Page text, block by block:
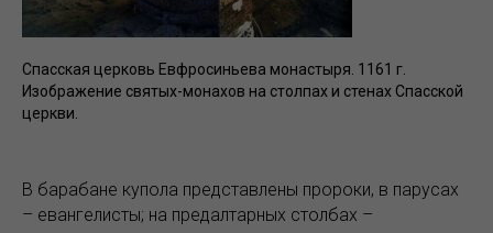
Спасская церковь Евфросиньева монастыря. 1161 г.
Изображение святых-монахов на столпах и стенах Спасской
церкви.
В барабане купола представлены пророки, в парусах
– евангелисты; на предалтарных столбах –